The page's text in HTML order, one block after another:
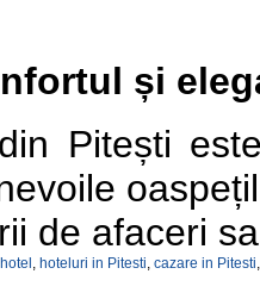
și
Pitești
de afaceri
, hoteluri in Pitesti, cazare in Pitesti